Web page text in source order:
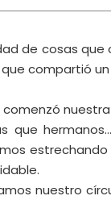
de cosas
compartió
comenzó
que
nuestro